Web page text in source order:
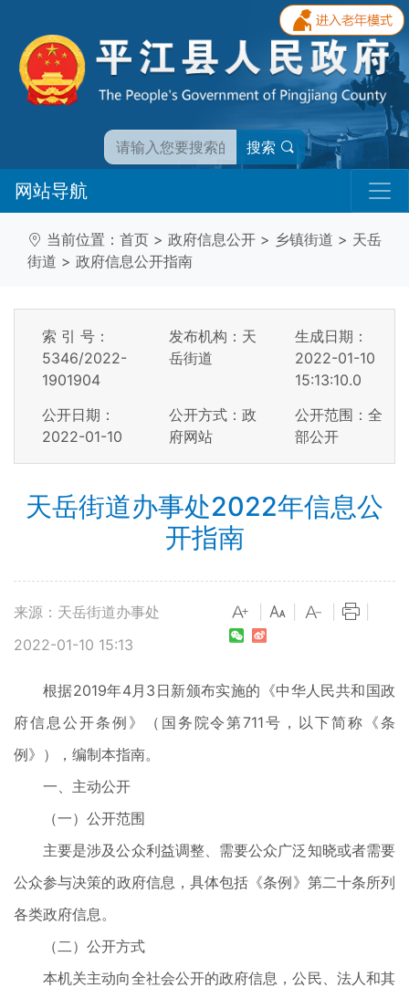
搜索
网站导航
当前位置： 首页 > 政府信息公开 > 乡镇街道 > 天岳
街道 > 政府信息公开指南
索 引 号：
5346/2022-
1901904
发布机构：天
岳街道
生成日期：
2022-01-10
15:13:10.0
公开日期：
2022-01-10
公开方式：政
府网站
公开范围：全
部公开
天岳街道办事处2022年信息公
开指南
来源：天岳街道办事处
2022-01-10 15:13
根据2019年4月3日新颁布实施的《中华人民共和国政
府信息公开条例》（国务院令第711号，以下简称《条
例》），编制本指南。
一、主动公开
（一）公开范围
主要是涉及公众利益调整、需要公众广泛知晓或者需要
公众参与决策的政府信息，具体包括《条例》第二十条所列
各类政府信息。
（二）公开方式
本机关主动向全社会公开的政府信息，公民、法人和其